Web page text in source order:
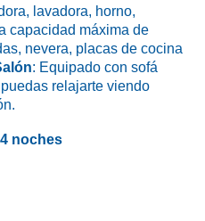
lavadora, horno,
capacidad máxima de
nevera, placas de cocina
: Equipado con sofá
relajarte viendo
noches